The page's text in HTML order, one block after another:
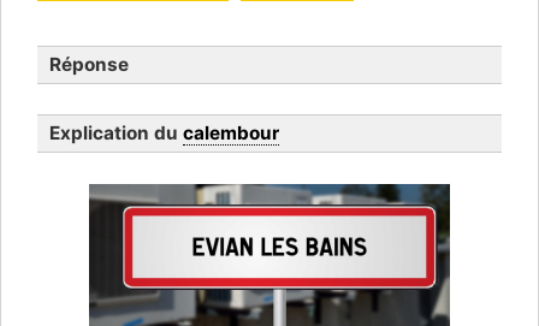
Réponse
Explication du calembour